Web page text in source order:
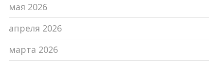
мая 2026
апреля 2026
марта 2026